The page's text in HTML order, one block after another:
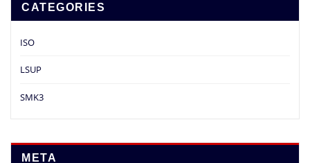
CATEGORIES
ISO
LSUP
SMK3
META